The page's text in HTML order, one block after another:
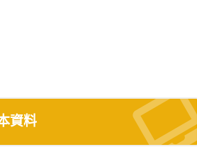
資料